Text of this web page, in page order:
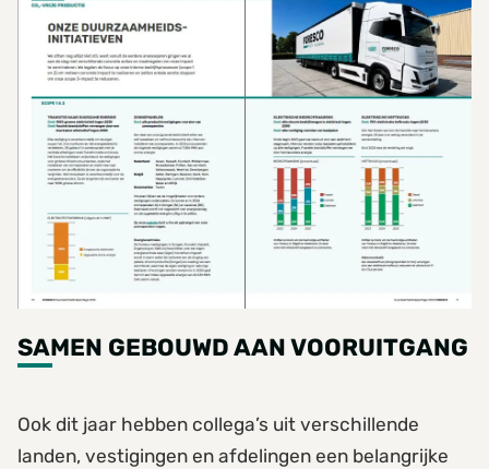
SAMEN GEBOUWD AAN VOORUITGANG
Ook dit jaar hebben collega’s uit verschillende
landen, vestigingen en afdelingen een belangrijke